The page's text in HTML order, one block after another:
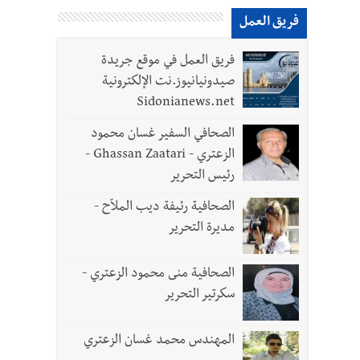
سعد والنقيب في أمن الدولة أحمد حسين في زيارة
صور
العسكريين
فريق العمل
فريق العمل في موقع جريدة
صيدونيانيوز.نت الإلكترونية
Sidonianews.net
الصحافي السفير غسان محمود
الزعتري - Ghassan Zaatari -
رئيس التحرير
الصحافية رئيفة ديب الملاّح -
مديرة التحرير
الصحافية منى محمود الزعتري -
سكرتير التحرير
المهندس محمد غسان الزعتري